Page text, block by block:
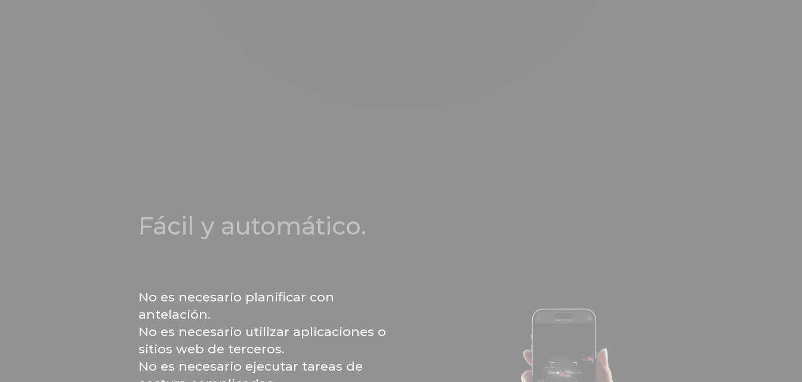
Fácil y automático.
No es necesario planificar con
antelación.
No es necesario utilizar aplicaciones o
sitios web de terceros.
No es necesario ejecutar tareas de